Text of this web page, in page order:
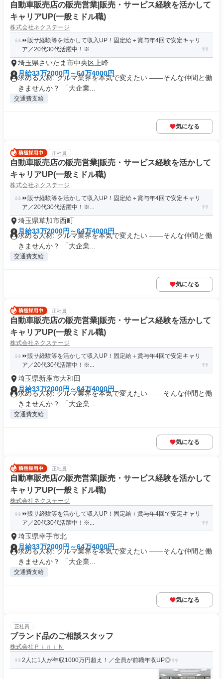
自動車販売店の販売営業|販売・サービス経験を活かして
キャリアUP(一般ミドル職)
株式会社ネクステージ
⏩️販サ経験等を活かして収入UP！固定給＋賞与年4回で安定キャリ
ア／20代30代活躍中！※...
埼玉県さいたま市中央区上峰
月給33万2000円～64万4000円
求める人材: クルマ業界を本気で変えたい ――そんな仲間と働
きませんか？ 「大企業...
交通費支給
気になる
正社員
自動車販売店の販売営業|販売・サービス経験を活かして
キャリアUP(一般ミドル職)
株式会社ネクステージ
⏩️販サ経験等を活かして収入UP！固定給＋賞与年4回で安定キャリ
ア／20代30代活躍中！※...
埼玉県草加市西町
月給33万2000円～64万4000円
求める人材: クルマ業界を本気で変えたい ――そんな仲間と働
きませんか？ 「大企業...
交通費支給
気になる
正社員
自動車販売店の販売営業|販売・サービス経験を活かして
キャリアUP(一般ミドル職)
株式会社ネクステージ
⏩️販サ経験等を活かして収入UP！固定給＋賞与年4回で安定キャリ
ア／20代30代活躍中！※...
埼玉県新座市大和田
月給33万2000円～64万4000円
求める人材: クルマ業界を本気で変えたい ――そんな仲間と働
きませんか？ 「大企業...
交通費支給
気になる
正社員
自動車販売店の販売営業|販売・サービス経験を活かして
キャリアUP(一般ミドル職)
株式会社ネクステージ
⏩️販サ経験等を活かして収入UP！固定給＋賞与年4回で安定キャリ
ア／20代30代活躍中！※...
埼玉県幸手市北
月給33万2000円～64万4000円
求める人材: クルマ業界を本気で変えたい ――そんな仲間と働
きませんか？ 「大企業...
交通費支給
気になる
正社員
ブランド品のご相談スタッフ
株式会社ＰｉｎｉＮ
2人に1人が年収1000万円超え！／全員が前職年収UP◎